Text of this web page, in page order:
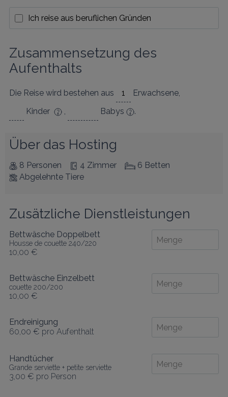
Ich reise aus beruflichen Gründen
Zusammensetzung des
Aufenthalts
Die Reise wird bestehen aus Erwachsene,
Kinder
, Babys .
Über das Hosting
8 Personen 4 Zimmer
6 Betten
Abgelehnte Tiere
Zusätzliche Dienstleistungen
Bettwäsche Doppelbett
Housse de couette 240/220
10,00 €
Bettwäsche Einzelbett
couette 200/200
10,00 €
Endreinigung
60,00 € pro Aufenthalt
Handtücher
Grande serviette + petite serviette
3,00 € pro Person